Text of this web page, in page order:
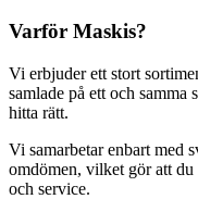
Varför Maskis?
Vi erbjuder ett stort
samlade på ett och
hitta rätt.
Vi samarbetar enbart med
omdömen, vilket gör att
och service.